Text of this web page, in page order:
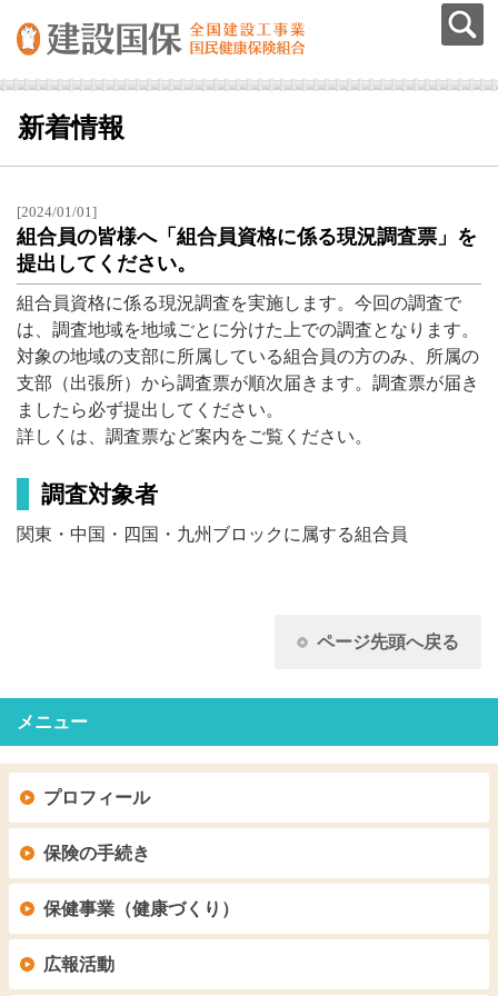
新着情報
[2024/01/01]
組合員の皆様へ「組合員資格に係る現況調査票」を
提出してください。
組合員資格に係る現況調査を実施します。今回の調査で
は、調査地域を地域ごとに分けた上での調査となります。
対象の地域の支部に所属している組合員の方のみ、所属の
支部（出張所）から調査票が順次届きます。調査票が届き
ましたら必ず提出してください。
詳しくは、調査票など案内をご覧ください。
調査対象者
関東・中国・四国・九州ブロックに属する組合員
ページ先頭へ戻る
メニュー
プロフィール
保険の手続き
保健事業（健康づくり）
広報活動